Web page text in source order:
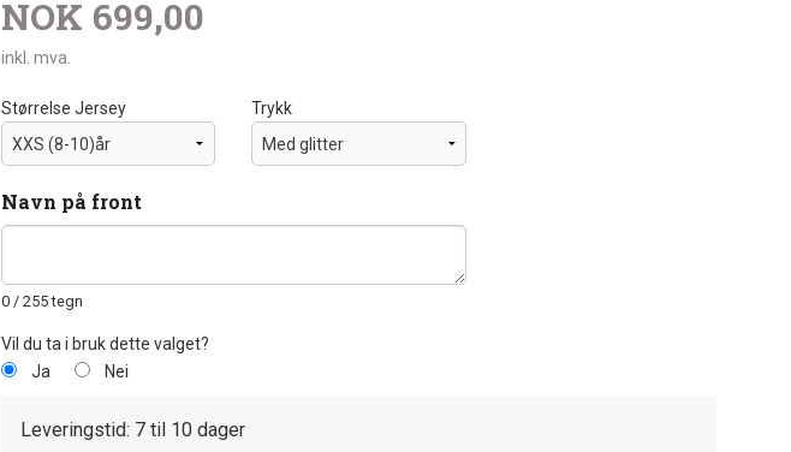
NOK 699,00
inkl. mva.
Størrelse Jersey Trykk
Navn på front
0 / 255 tegn
Vil du ta i bruk dette valget?
Ja
Nei
Leveringstid: 7 til 10 dager